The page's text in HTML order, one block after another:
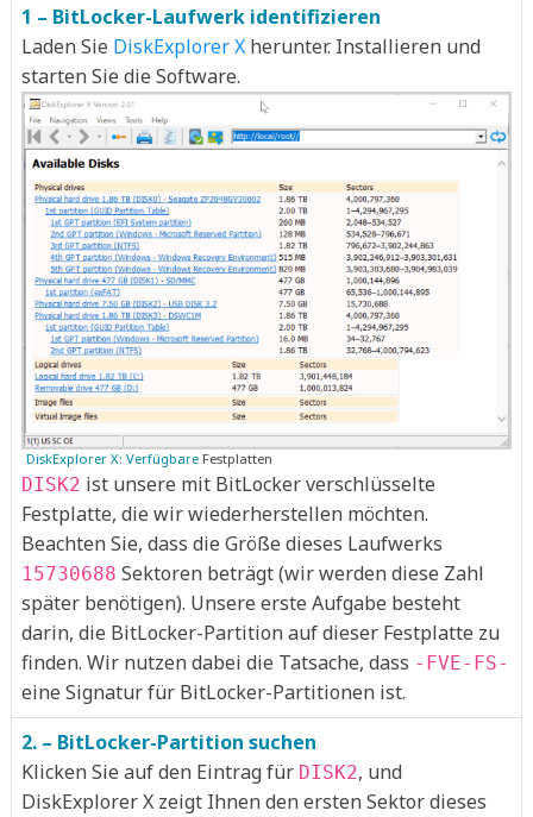
1 – BitLocker-Laufwerk identifizieren
Laden Sie DiskExplorer X herunter. Installieren und
starten Sie die Software.
DiskExplorer X: Verfügbare Festplatten
DISK2 ist unsere mit BitLocker verschlüsselte
Festplatte, die wir wiederherstellen möchten.
Beachten Sie, dass die Größe dieses Laufwerks
15730688 Sektoren beträgt (wir werden diese Zahl
später benötigen). Unsere erste Aufgabe besteht
darin, die BitLocker-Partition auf dieser Festplatte zu
finden. Wir nutzen dabei die Tatsache, dass -FVE-FS-
eine Signatur für BitLocker-Partitionen ist.
2. – BitLocker-Partition suchen
Klicken Sie auf den Eintrag für DISK2, und
DiskExplorer X zeigt Ihnen den ersten Sektor dieses